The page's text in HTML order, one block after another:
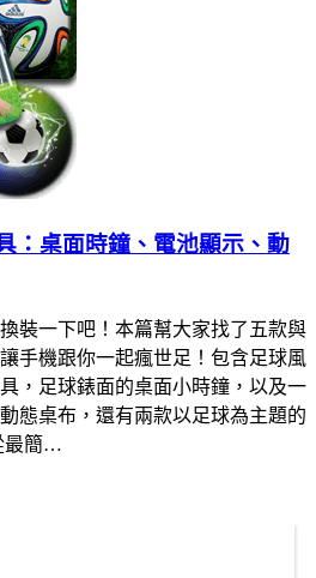
：桌面時鐘、電池顯示、動
裝一下吧！本篇幫大家找了五款與
手機跟你一起瘋世足！包含足球風
，足球錶面的桌面小時鐘，以及一
態桌布，還有兩款以足球為主題的
最簡…